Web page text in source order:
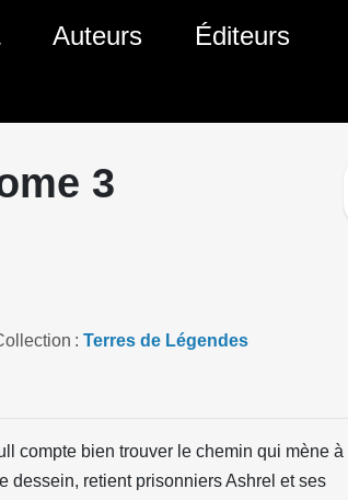
Auteurs Éditeurs
3
Terres de Légendes
compte bien trouver le chemin qui mène à
dessein, retient prisonniers Ashrel et ses